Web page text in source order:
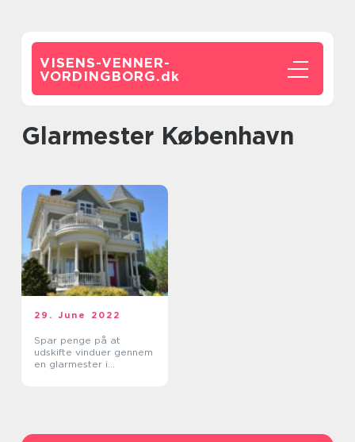
VISENS-VENNER-
VORDINGBORG.dk
glarmester København
29. June 2022
Spar penge på at
udskifte vinduer gennem
en glarmester i